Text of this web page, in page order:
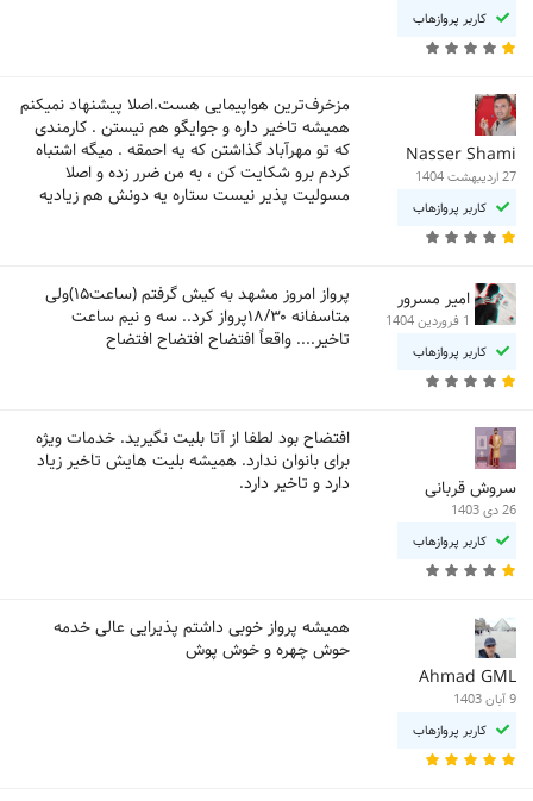
کاربر پروازهاب
Nasser Shami
27 اردیبهشت 1404
کاربر پروازهاب
مزخرف‌ترین هواپیمایی هست.اصلا پیشنهاد نمیکنم
همیشه تاخیر داره و جوایگو هم نیستن . کارمندی
که تو مهرآباد گذاشتن که یه احمقه . میگه اشتباه
کردم برو شکایت کن ، به من ضرر زده و اصلا
مسولیت پذیر نیست ستاره یه دونش هم زیادیه
امیر مسرور
1 فروردین 1404
کاربر پروازهاب
پرواز امروز مشهد به کیش گرفتم (ساعت۱۵)ولی
متاسفانه ۱۸/۳۰پرواز کرد.. سه و نیم ساعت
تاخیر.... واقعاً افتضاح افتضاح افتضاح
سروش قربانی
26 دی 1403
کاربر پروازهاب
افتضاح بود لطفا از آتا بلیت نگیرید. خدمات ویژه
برای بانوان ندارد. همیشه بلیت هایش تاخیر زیاد
دارد و تاخیر دارد.
Ahmad GML
9 آبان 1403
کاربر پروازهاب
همیشه پرواز خوبی داشتم پذیرایی عالی خدمه
حوش چهره و خوش پوش